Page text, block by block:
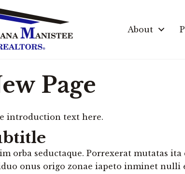
About
Page
introduction text here.
orba seductaque. Porrexerat mutatas
onus origo zonae iapeto inminet nulli